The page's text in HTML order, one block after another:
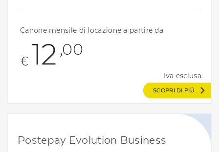
Canone mensile di locazione a partire da
€ 12 ,00
Iva esclusa
SCOPRI DI PIÙ
Postepay Evolution Business